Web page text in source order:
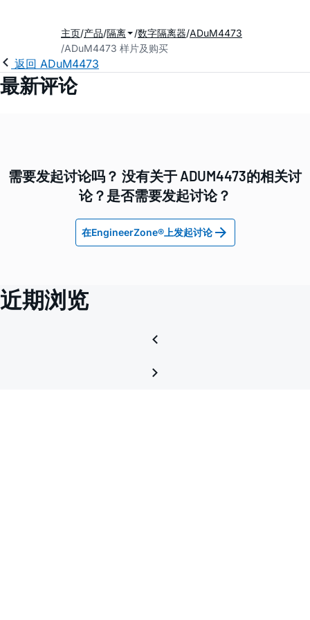
主页 产品 隔离 数字隔离器 ADuM4473
ADuM4473 样片及购买
返回 ADuM4473
最新评论
需要发起讨论吗？ 没有关于 ADUM4473的相关讨
论？是否需要发起讨论？
在EngineerZone®上发起讨论
近期浏览